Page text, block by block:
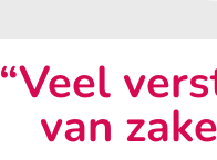
“Veel
van